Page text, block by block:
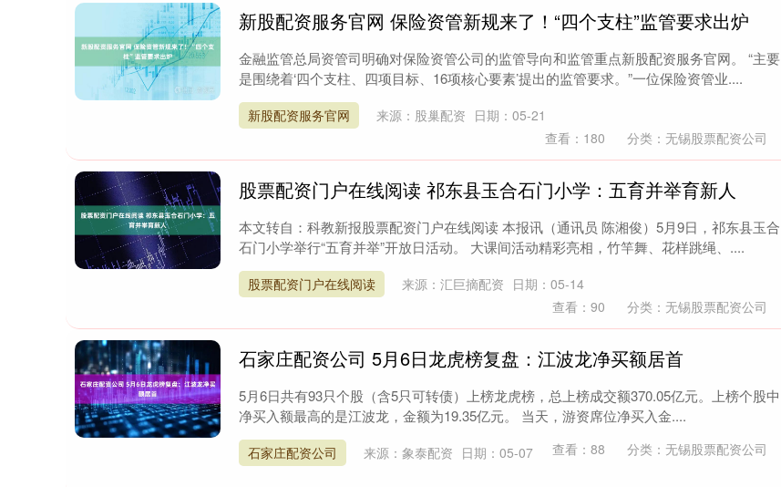
新股配资服务官网 保险资管新规来了！“四个支柱”监管要求出炉
金融监管总局资管司明确对保险资管公司的监管导向和监管重点新股配资服务官网。 “主要
是围绕着‘四个支柱、四项目标、16项核心要素’提出的监管要求。”一位保险资管业....
新股配资服务官网 来源：股巢配资 日期：05-21
查看： 180 分类： 无锡股票配资公司
股票配资门户在线阅读 祁东县玉合石门小学：五育并举育新人
本文转自：科教新报股票配资门户在线阅读 本报讯（通讯员 陈湘俊）5月9日，祁东县玉合
石门小学举行“五育并举”开放日活动。 大课间活动精彩亮相，竹竿舞、花样跳绳、....
股票配资门户在线阅读 来源：汇巨摘配资 日期：05-14
查看： 90 分类： 无锡股票配资公司
石家庄配资公司 5月6日龙虎榜复盘：江波龙净买额居首
5月6日共有93只个股（含5只可转债）上榜龙虎榜，总上榜成交额370.05亿元。上榜个股中
净买入额最高的是江波龙，金额为19.35亿元。 当天，游资席位净买入金....
石家庄配资公司 来源：象泰配资 日期：05-07 查看： 88 分类： 无锡股票配资公司